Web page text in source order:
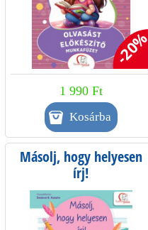
-20%
1 990 Ft
Másolj, hogy helyesen
írj!